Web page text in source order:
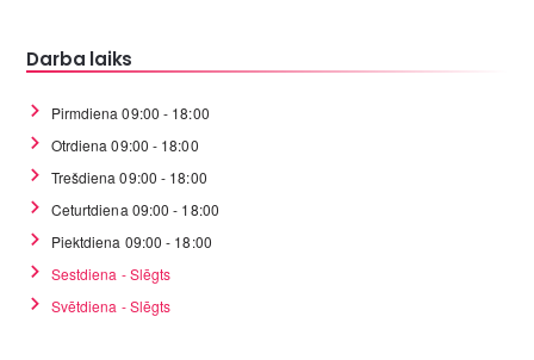
Darba laiks
Pirmdiena 09:00 - 18:00
Otrdiena 09:00 - 18:00
Trešdiena 09:00 - 18:00
Ceturtdiena 09:00 - 18:00
Piektdiena 09:00 - 18:00
Sestdiena - Slēgts
Svētdiena - Slēgts